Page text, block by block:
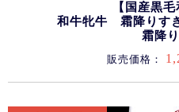
【国産黒毛
和牛牝牛 霜降りす
霜降
販売価格：